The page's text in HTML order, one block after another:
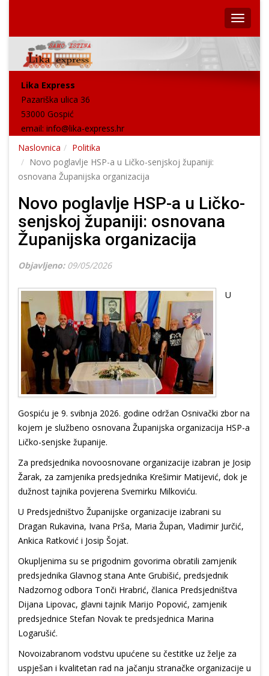
Lika Express
Pazariška ulica 36
53000 Gospić
email: info@lika-express.hr
Naslovnica
Politika
Novo poglavlje HSP-a u Ličko-senjskoj županiji:
osnovana Županijska organizacija
Novo poglavlje HSP-a u Ličko-
senjskoj županiji: osnovana
Županijska organizacija
Objavljeno: 09/05/2026
U
Gospiću je 9. svibnja 2026. godine održan Osnivački zbor na
kojem je službeno osnovana Županijska organizacija HSP-a
Ličko-senjske županije.
Za predsjednika novoosnovane organizacije izabran je Josip
Žarak, za zamjenika predsjednika Krešimir Matijević, dok je
dužnost tajnika povjerena Svemirku Milkoviću.
U Predsjedništvo Županijske organizacije izabrani su
Dragan Rukavina, Ivana Prša, Maria Župan, Vladimir Jurčić,
Ankica Ratković i Josip Šojat.
Okupljenima su se prigodnim govorima obratili zamjenik
predsjednika Glavnog stana Ante Grubišić, predsjednik
Nadzornog odbora Tonči Hrabrić, članica Predsjedništva
Dijana Lipovac, glavni tajnik Marijo Popović, zamjenik
predsjednice Stefan Novak te predsjednica Marina
Logarušić.
Novoizabranom vodstvu upućene su čestitke uz želje za
uspješan i kvalitetan rad na jačanju stranačke organizacije u